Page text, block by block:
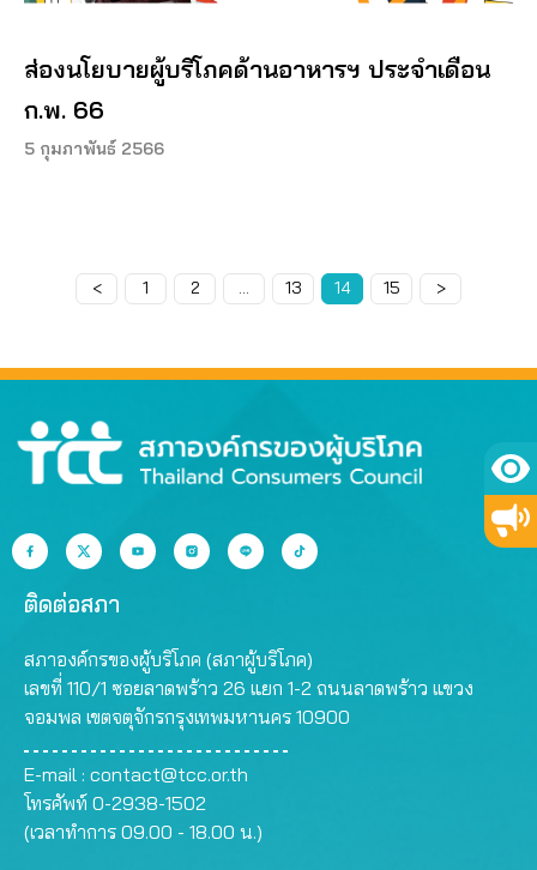
ส่องนโยบายผู้บริโภคด้านอาหารฯ ประจำเดือน
ก.พ. 66
5 กุมภาพันธ์ 2566
< Page
1 Page
2 … Page
13 Page
14 Page
15 >
ติดต่อสภา
สภาองค์กรของผู้บริโภค (สภาผู้บริโภค)
เลขที่ 110/1 ซอยลาดพร้าว 26 แยก 1-2 ถนนลาดพร้าว แขวง
จอมพล เขตจตุจักรกรุงเทพมหานคร 10900
E-mail : contact@tcc.or.th
โทรศัพท์ 0-2938-1502
(เวลาทำการ 09.00 - 18.00 น.)